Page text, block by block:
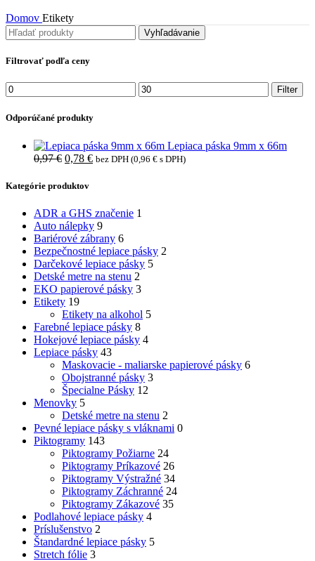
Domov Etikety
Vyhľadávanie
Filtrovať podľa ceny
Minimálna
cena
Maximálna
cena
Filter
Odporúčané produkty
Lepiaca páska 9mm x 66m
0,97€ Pôvodná
bola:
0,78 €Aktuálna
bez DPH (0,96 € s DPH)
Kategórie produktov
ADR a GHS značenie 1
Auto nálepky 9
Bariérové zábrany 6
Bezpečnostné lepiace pásky 2
Darčekové lepiace pásky 5
Detské metre na stenu 2
EKO papierové pásky 3
Etikety 19
Etikety na alkohol 5
Farebné lepiace pásky 8
Hokejové lepiace pásky 4
Lepiace pásky 43
Maskovacie - maliarske papierové pásky 6
Obojstranné pásky 3
Špecialne Pásky 12
Menovky 5
Detské metre na stenu 2
Pevné lepiace pásky s vláknami 0
Piktogramy 143
Piktogramy Požiarne 24
Piktogramy Príkazové 26
Piktogramy Výstražné 34
Piktogramy Záchranné 24
Piktogramy Zákazové 35
Podlahové lepiace pásky 4
Príslušenstvo 2
Štandardné lepiace pásky 5
Stretch fólie 3